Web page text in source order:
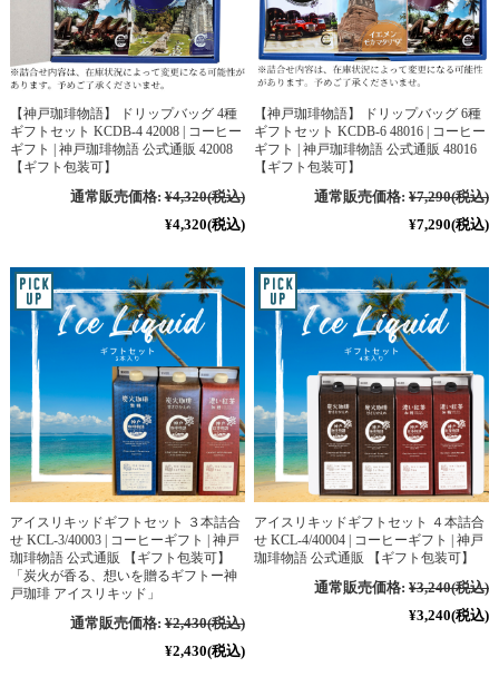
【神戸珈琲物語】 ドリップバッグ 4種
ギフトセット KCDB-4 42008 | コーヒー
ギフト | 神戸珈琲物語 公式通販 42008
【ギフト包装可】
通常販売価格: ¥4,320(税込)
¥4,320(税込)
【神戸珈琲物語】 ドリップバッグ 6種
ギフトセット KCDB-6 48016 | コーヒー
ギフト | 神戸珈琲物語 公式通販 48016
【ギフト包装可】
通常販売価格: ¥7,290(税込)
¥7,290(税込)
アイスリキッドギフトセット ３本詰合
せ KCL-3/40003 | コーヒーギフト | 神戸
珈琲物語 公式通販 【ギフト包装可】
「炭火が香る、想いを贈るギフトー神
戸珈琲 アイスリキッド」
通常販売価格: ¥2,430(税込)
¥2,430(税込)
アイスリキッドギフトセット ４本詰合
せ KCL-4/40004 | コーヒーギフト | 神戸
珈琲物語 公式通販 【ギフト包装可】
通常販売価格: ¥3,240(税込)
¥3,240(税込)